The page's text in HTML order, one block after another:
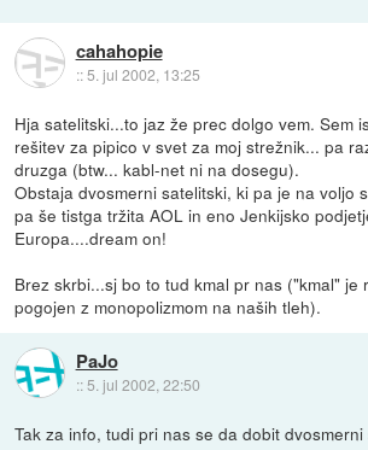
cahahopie
::5. jul 2002, 13:25
Hja satelitski...to jaz že prec dolgo vem. Sem
rešitev za pipico v svet za moj strežnik... pa
druzga (btw... kabl-net ni na dosegu).
Obstaja dvosmerni satelitski, ki pa je na voljo
pa še tistga tržita AOL in eno Jenkijsko
Europa....dream on!
Brez skrbi...sj bo to tud kmal pr nas ("kmal" je
pogojen z monopolizmom na naših tleh).
PaJo
:: 5. jul 2002, 22:50
Tak za info, tudi pri nas se da dobit